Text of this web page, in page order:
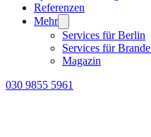
Referenzen
Mehr
Services für Berlin
Services für
Magazin
030 9855 5961